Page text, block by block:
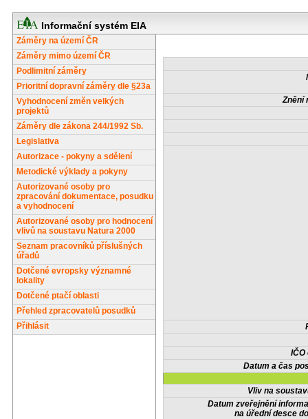
Informační systém EIA
Záměry na území ČR
Záměry mimo území ČR
Podlimitní záměry
Prioritní dopravní záměry dle §23a
Vyhodnocení změn velkých
projektů
Záměry dle zákona 244/1992 Sb.
Legislativa
Autorizace - pokyny a sdělení
Metodické výklady a pokyny
Autorizované osoby pro
zpracování dokumentace, posudku
a vyhodnocení
Autorizované osoby pro hodnocení
vlivů na soustavu Natura 2000
Seznam pracovníků příslušných
úřadů
Dotčené evropsky významné
lokality
Dotčené ptačí oblasti
Přehled zpracovatelů posudků
Přihlásit
Znění
IČO
Datum a čas
Vliv na
Datum zveřejnění
na úřední desce